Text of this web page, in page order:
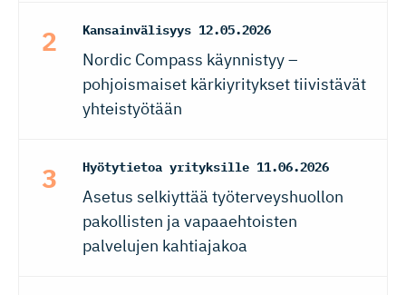
Kansainvälisyys 12.05.2026
Nordic Compass käynnistyy –
pohjoismaiset kärkiyritykset tiivistävät
yhteistyötään
Hyötytietoa yrityksille 11.06.2026
Asetus selkiyttää työterveyshuollon
pakollisten ja vapaaehtoisten
palvelujen kahtiajakoa